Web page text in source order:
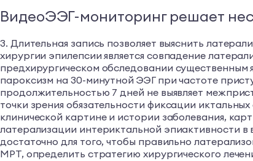
ВидеоЭЭГ-мониторинг решает
3. Длительная запись позволяет выяснить
хирургии эпилепсии является совпадение
предхирургическом обследовании существенным
пароксизм на 30-минутной ЭЭГ при частоте
продолжительностью 7 дней не выявляет
точки зрения обязательности фиксации
клинической картине и истории заболевания,
латерализации интериктальной эпиактивности
достаточно для того, чтобы правильно
МРТ, определить стратегию хирургического